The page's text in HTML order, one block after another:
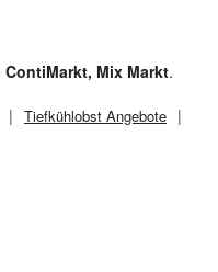
ContiMarkt, Mix Markt.
Tiefkühlobst Angebote